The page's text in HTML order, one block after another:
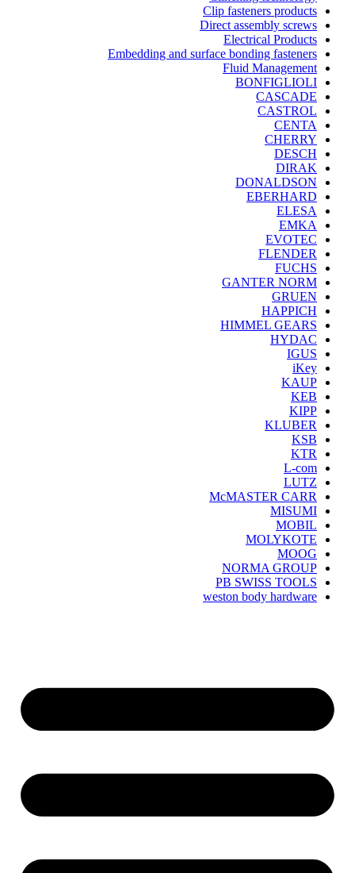
Clip fasteners products
Direct assembly screws
Electrical Products
Embedding and surface bonding fasteners
Fluid Management
BONFIGLIOLI
CASCADE
CASTROL
CENTA
CHERRY
DESCH
DIRAK
DONALDSON
EBERHARD
ELESA
EMKA
EVOTEC
FLENDER
FUCHS
GANTER NORM
GRUEN
HAPPICH
HIMMEL GEARS
HYDAC
IGUS
iKey
KAUP
KEB
KIPP
KLUBER
KSB
KTR
L-com
LUTZ
McMASTER CARR
MISUMI
MOBIL
MOLYKOTE
MOOG
NORMA GROUP
PB SWISS TOOLS
weston body hardware